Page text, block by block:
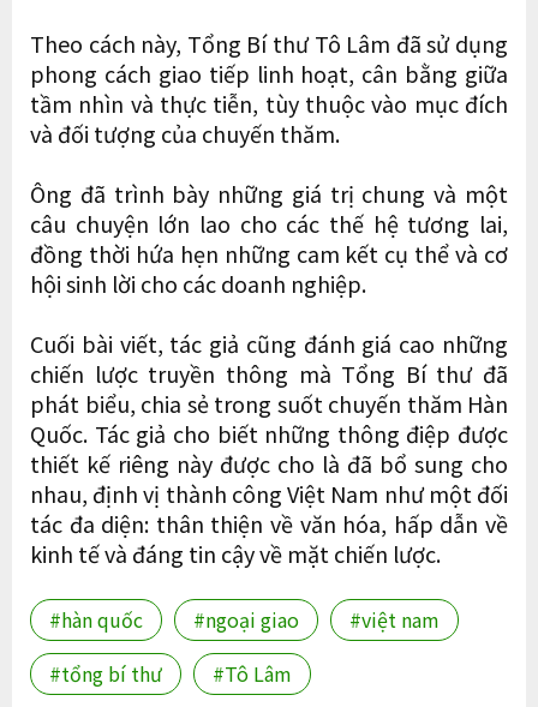
Theo cách này, Tổng Bí thư Tô Lâm đã sử dụng
phong cách giao tiếp linh hoạt, cân bằng giữa
tầm nhìn và thực tiễn, tùy thuộc vào mục đích
và đối tượng của chuyến thăm.
Ông đã trình bày những giá trị chung và một
câu chuyện lớn lao cho các thế hệ tương lai,
đồng thời hứa hẹn những cam kết cụ thể và cơ
hội sinh lời cho các doanh nghiệp.
Cuối bài viết, tác giả cũng đánh giá cao những
chiến lược truyền thông mà Tổng Bí thư đã
phát biểu, chia sẻ trong suốt chuyến thăm Hàn
Quốc. Tác giả cho biết những thông điệp được
thiết kế riêng này được cho là đã bổ sung cho
nhau, định vị thành công Việt Nam như một đối
tác đa diện: thân thiện về văn hóa, hấp dẫn về
kinh tế và đáng tin cậy về mặt chiến lược.
#hàn quốc #ngoại giao
#việt nam
#tổng bí thư
#Tô Lâm